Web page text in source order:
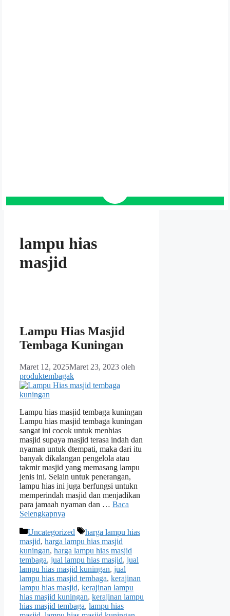
lampu hias
masjid
Lampu Hias Masjid
Tembaga Kuningan
Maret 12, 2025Maret 23, 2023 oleh
produktembagak
Lampu hias masjid tembaga kuningan
Lampu hias masjid tembaga kuningan
sangat ini cocok untuk menhias
masjid supaya masjid terasa indah dan
nyaman untuk dtempati, maka dari itu
banyak dikalangan pengelola atau
takmir masjid yang memasang lampu
jenis ini. Selain untuk penerangan,
lampu hias ini juga berfungsi untukn
memperindah masjid dan menjadikan
para jamaah nyaman dan … Baca
Selengkapnya
Kategori
Uncategorized Tag
harga lampu hias
masjid, harga lampu hias masjid
kuningan, harga lampu hias masjid
tembaga, jual lampu hias masjid, jual
lampu hias masjid kuningan, jual
lampu hias masjid tembaga, kerajinan
lampu hias masjid, kerajinan lampu
hias masjid kuningan, kerajinan lampu
hias masjid tembaga, lampu hias